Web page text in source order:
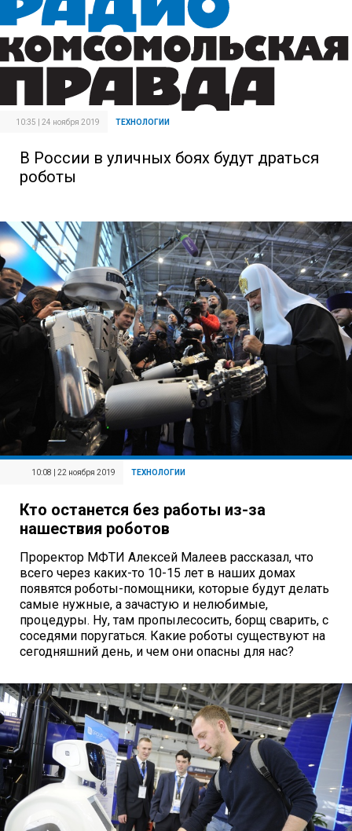
10:35 | 24 ноября 2019 ТЕХНОЛОГИИ
В России в уличных боях будут драться
роботы
10:08 | 22 ноября 2019 ТЕХНОЛОГИИ
Кто останется без работы из-за
нашествия роботов
Проректор МФТИ Алексей Малеев рассказал, что
всего через каких-то 10-15 лет в наших домах
появятся роботы-помощники, которые будут делать
самые нужные, а зачастую и нелюбимые,
процедуры. Ну, там пропылесосить, борщ сварить, с
соседями поругаться. Какие роботы существуют на
сегодняшний день, и чем они опасны для нас?